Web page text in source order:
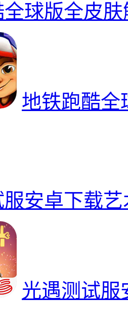
球版全皮
地铁跑酷全
安卓下载
光遇测试服